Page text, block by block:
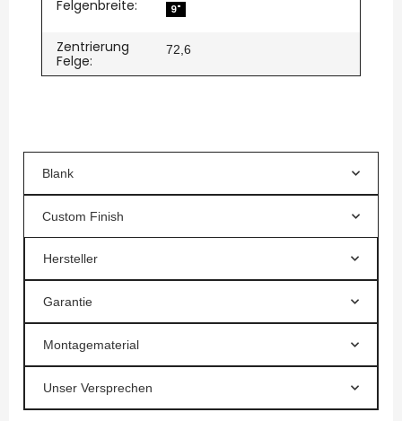
Felgenbreite: 9"
Zentrierung
Felge:
72,6
Blank
Custom Finish
Hersteller
Garantie
Montagematerial
Unser Versprechen